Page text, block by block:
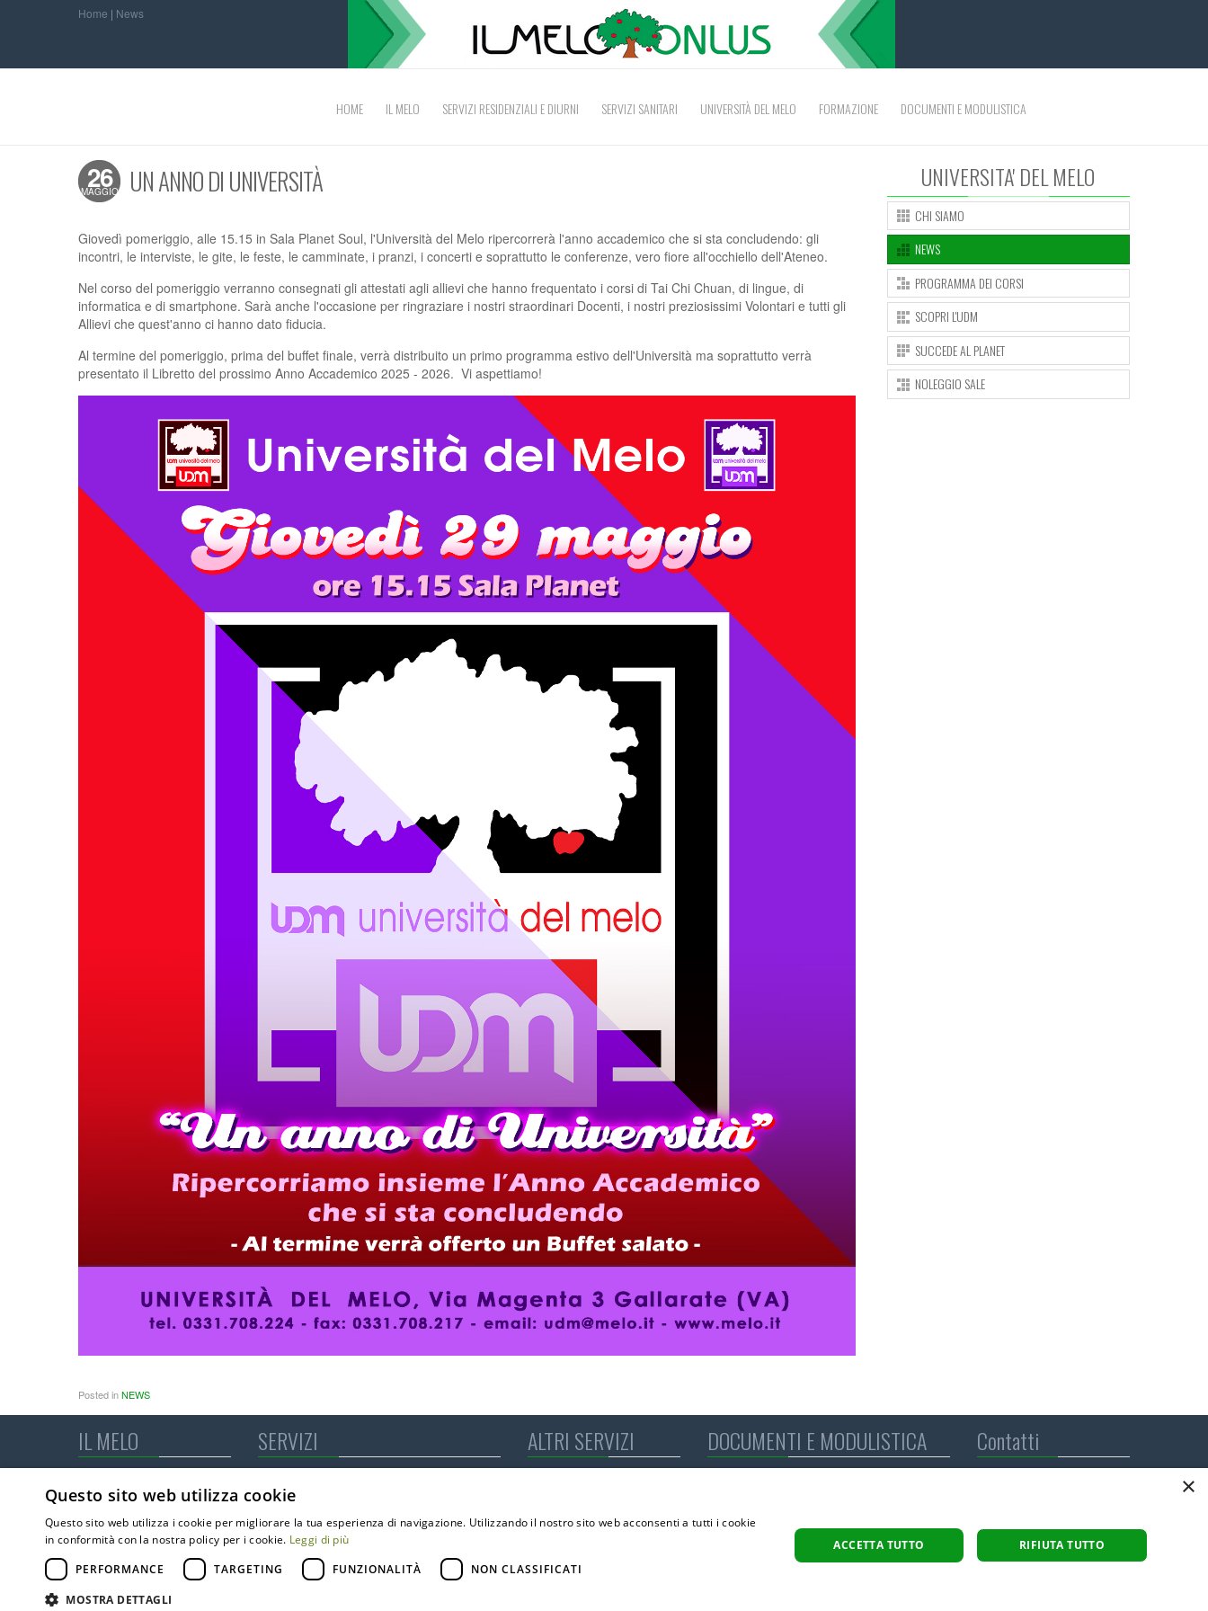
Home | News
HOME IL MELO SERVIZI RESIDENZIALI E DIURNI SERVIZI SANITARI UNIVERSITÀ DEL MELO FORMAZIONE DOCUMENTI E MODULISTICA
26
MAGGIO UN ANNO DI UNIVERSITÀ
Giovedì pomeriggio, alle 15.15 in Sala Planet Soul, l'Università del Melo ripercorrerà l'anno accademico che si sta concludendo: gli
incontri, le interviste, le gite, le feste, le camminate, i pranzi, i concerti e soprattutto le conferenze, vero fiore all'occhiello dell'Ateneo.
Nel corso del pomeriggio verranno consegnati gli attestati agli allievi che hanno frequentato i corsi di Tai Chi Chuan, di lingue, di
informatica e di smartphone. Sarà anche l'occasione per ringraziare i nostri straordinari Docenti, i nostri preziosissimi Volontari e tutti gli
Allievi che quest'anno ci hanno dato fiducia.
Al termine del pomeriggio, prima del buffet finale, verrà distribuito un primo programma estivo dell'Università ma soprattutto verrà
presentato il Libretto del prossimo Anno Accademico 2025 - 2026. Vi aspettiamo!
Posted inNEWS
UNIVERSITA' DEL MELO
CHI SIAMO
NEWS
PROGRAMMA DEI CORSI
SCOPRI L'UDM
SUCCEDE AL PLANET
NOLEGGIO SALE
IL MELO
Dove siamo
Statuto
Codice Etico
D.Lgs. 10/03/2023 nr. 24 -
SERVIZI
Minialloggi
Centro Diurno Integrato e Alzheimer
Il Melo Campus
RSA aperta
Poliambulatorio specialistico
ALTRI SERVIZI
Università del Melo
DOCUMENTI E MODULISTICA
Modulistica CDI
Amministrazione trasparente
CCNL applicato ai lavoratori
Contatti
P.IVA: 01564890125
C.F. 91002590122
info@melo.it
×
Questo sito web utilizza cookie
Questo sito web utilizza i cookie per migliorare la tua esperienza di navigazione. Utilizzando il nostro sito web acconsenti a tutti i cookie
in conformità con la nostra policy per i cookie. Leggi di più
PERFORMANCE
TARGETING FUNZIONALITÀ NON CLASSIFICATI
MOSTRA DETTAGLI
ACCETTA TUTTO RIFIUTA TUTTO